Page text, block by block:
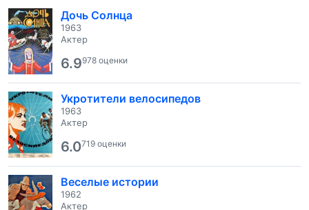
Дочь Солнца
1963
Актер
6.9978 оценки
Укротители велосипедов
1963
Актер
6.0719 оценки
Веселые истории
1962
Актер